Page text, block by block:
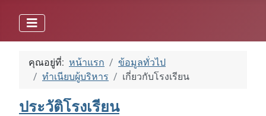
คุณอยู่ที่: หน้าแรก
ข้อมูลทั่วไป
ทำเนียบผู้บริหาร
เกี่ยวกับโรงเรียน
ประวัติโรงเรียน